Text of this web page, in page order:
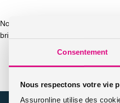
Consentement
Nous respectons votre vie
Assuronline utilise des
Non, seuls les accidents
bris de glace, incendie et un